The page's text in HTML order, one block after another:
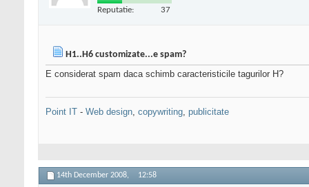
Reputatie: 37
H1..H6 customizate...e spam?
E considerat spam daca schimb caracteristicile tagurilor H?
Point IT - Web design, copywriting, publicitate
14th December 2008, 12:58